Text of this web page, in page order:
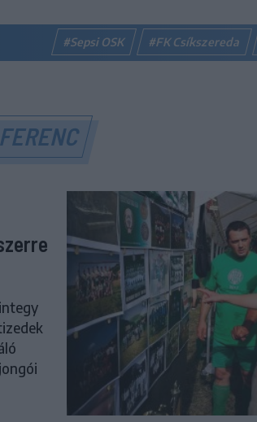
#Sepsi OSK #FK Csíkszereda